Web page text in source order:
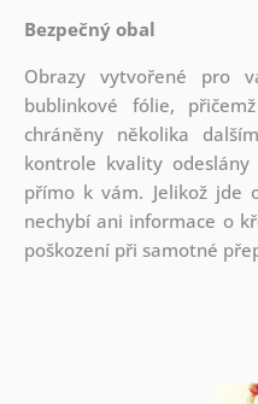
Bezpečný obal
Obrazy vytvořené pro
bublinkové fólie,
chráněny několika
kontrole kvality odeslány
přímo k vám. Jelikož jde
nechybí ani informace o
poškození při samotné